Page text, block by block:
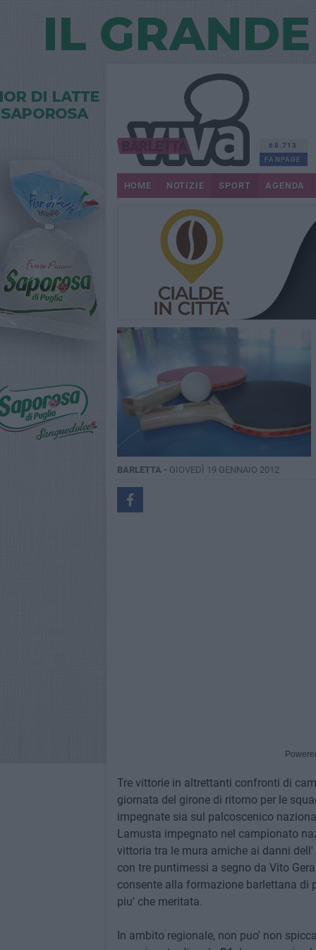
68.713
FANPAGE
HOME NOTIZIE SPORT AGENDA
BARLETTA - GIOVEDÌ 19 GENNAIO 2012
Tre vittorie in altrettanti confronti di
giornata del girone di ritorno per le
impegnate sia sul palcoscenico
Lamusta impegnato nel campionato
vittoria tra le mura amiche ai danni
con tre puntimessi a segno da Vito
consente alla formazione barlettana di
piu' che meritata.
In ambito regionale, non puo' non